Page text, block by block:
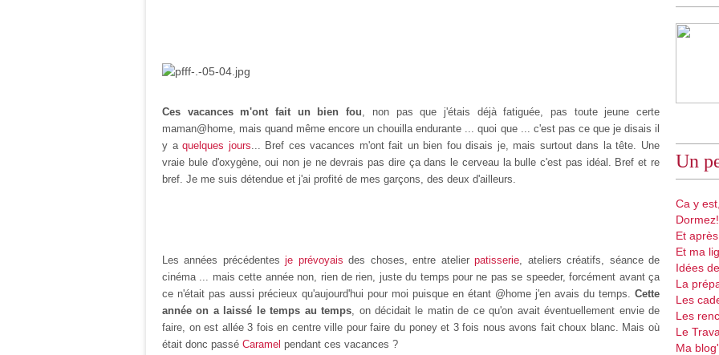
Ces vacances m'ont fait un bien fou, non pas que j'étais déjà fatiguée, pas toute jeune certe
maman@home, mais quand même encore un chouilla endurante ... quoi que ... c'est pas ce que je disais il
y aquelques jours... Bref ces vacances m'ont fait un bien fou disais je, mais surtout dans la tête. Une
vraie bule d'oxygène, oui non je ne devrais pas dire ça dans le cerveau la bulle c'est pas idéal. Bref et re
bref. Je me suis détendue et j'ai profité de mes garçons, des deux d'ailleurs.
Les années précédentesje prévoyais des choses, entre atelierpatisserie, ateliers créatifs, séance de
cinéma ... mais cette année non, rien de rien, juste du temps pour ne pas se speeder, forcément avant ça
ce n'était pas aussi précieux qu'aujourd'hui pour moi puisque en étant @home j'en avais du temps. Cette
année on a laissé le temps au temps, on décidait le matin de ce qu'on avait éventuellement envie de
faire, on est allée 3 fois en centre ville pour faire du poney et 3 fois nous avons fait choux blanc. Mais où
était donc passé Caramel pendant ces vacances ?
Un
Ca y
Dormez!
Et
Et ma
Idées
La
Les
Les
Le
Ma